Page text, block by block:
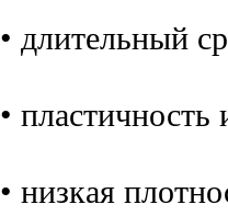
• длительный
• пластичность
• низкая